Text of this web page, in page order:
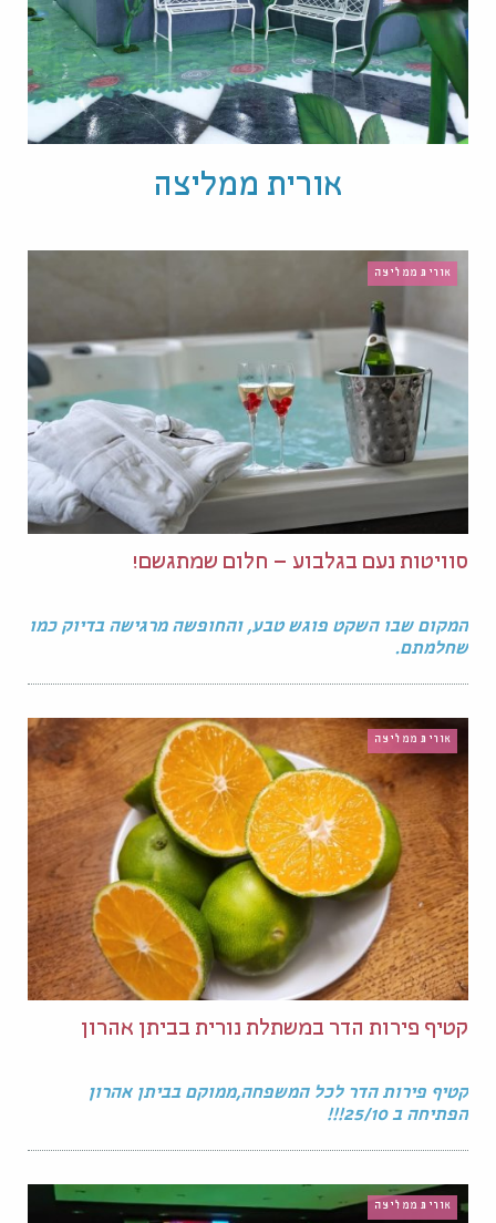
אורית ממליצה
אורית ממליצה
סוויטות נעם בגלבוע – חלום שמתגשם!
המקום שבו השקט פוגש טבע, והחופשה מרגישה בדיוק כמו
שחלמתם.
אורית ממליצה
קטיף פירות הדר במשתלת נורית בביתן אהרון
קטיף פירות הדר לכל המשפחה,ממוקם בביתן אהרון
הפתיחה ב 25/10!!!
אורית ממליצה